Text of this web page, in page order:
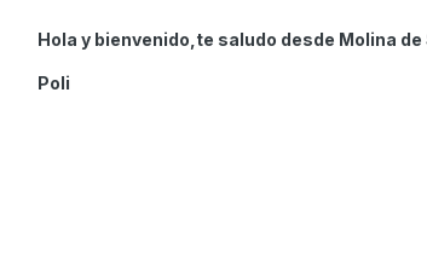
Hola y bienvenido,te saludo desde Molina de
Poli